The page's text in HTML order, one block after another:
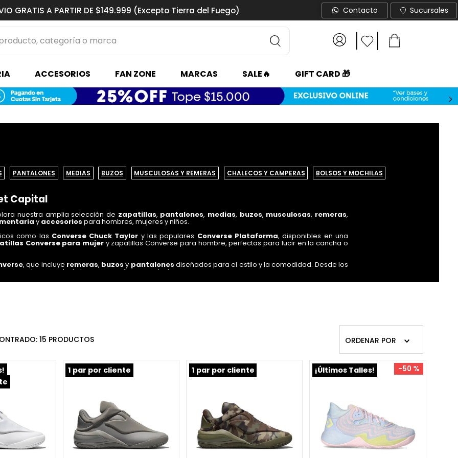
GRATIS A PARTIR DE $149.999 (Excepto Tierra del Fuego) Contacto Sucursales
categoría o marca
ACCESORIOS FAN ZONE MARCAS SALE🔥 GIFT CARD 🎁
PANTALONES MEDIAS BUZOS MUSCULOSAS Y REMERAS CHALECOS Y CAMPERAS BOLSOS Y MOCHILAS
Capital
nuestra amplia selección de zapatillas, pantalones, medias, buzos, musculosas, remeras,
y accesorios para hombres, mujeres y niños.
como las Converse Chuck Taylor y las populares Converse Plataforma, disponibles en una
Converse para mujer y zapatillas Converse para hombre, perfectas para lucir en la cancha o
, que incluye remeras, buzos y pantalones diseñados para el estilo y la comodidad. Desde los
, tenemos todo lo que necesitas para destacar.
15 PRODUCTOS ORDENAR POR
1 par por cliente 1 par por cliente -50 %
¡Últimos Talles!